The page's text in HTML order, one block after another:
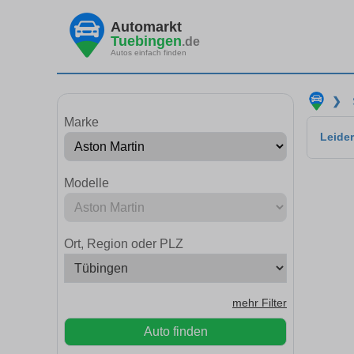
Automarkt
Tuebingen.de
Autos einfach finden
Marke
Modelle
Ort, Region oder PLZ
mehr Filter
Auto finden
❯